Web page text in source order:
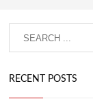
RECENT POSTS